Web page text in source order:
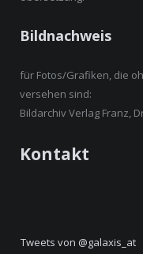
Bildnachweis
für Fotos/Grafiken, die
versehen sind:
Bildarchiv Verlag Franz,
Kontakt
Tweets von @galaxis_at